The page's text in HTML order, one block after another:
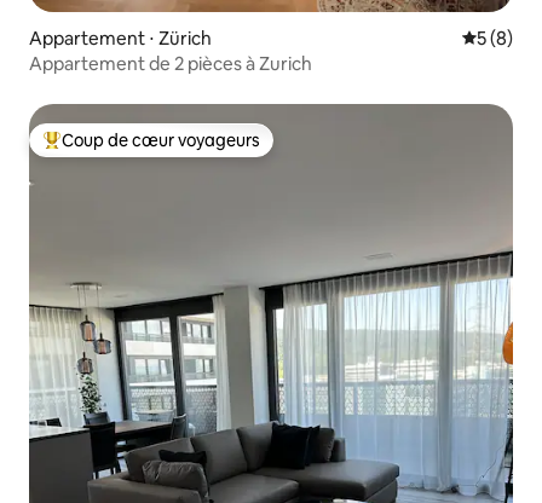
Appartement ⋅ Zürich
5 (8)
Appartement de 2 pièces à Zurich
Coups de cœur voyageurs les plus appréciés
Coup de cœur voyageurs